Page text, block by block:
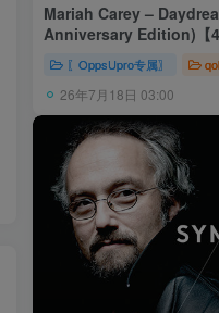
Mariah Carey –
Anniversary Edition)【
〖OppsUpro专属〗
26年7月18日 03:00